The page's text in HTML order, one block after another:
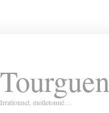
Irrationnel, molletonné…